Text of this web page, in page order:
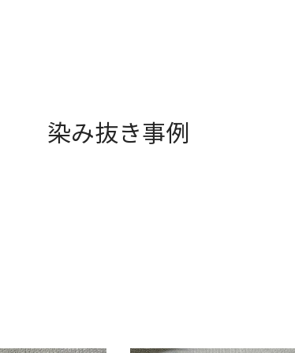
染み抜き事例